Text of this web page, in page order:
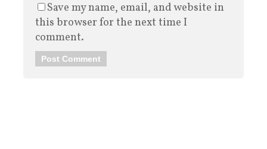
Save my name, email, and website in
this browser for the next time I
comment.